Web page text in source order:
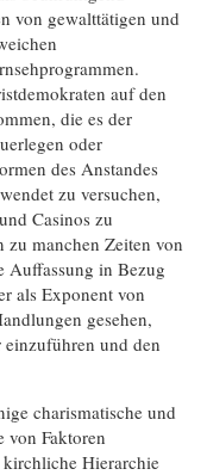
von gewalttätigen und
auf den
die es der
oder
des Anstandes
zu versuchen,
Casinos zu
zu manchen Zeiten von
Auffassung in Bezug
als Exponent von
gesehen,
und den
charismatische und
von Faktoren
Hierarchie